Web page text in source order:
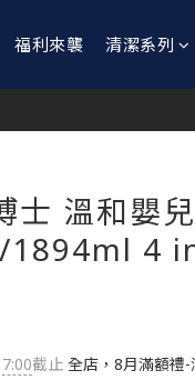
福利來襲 清潔系列
士 溫和嬰
1894ml 4
截止全店，8月滿額禮-